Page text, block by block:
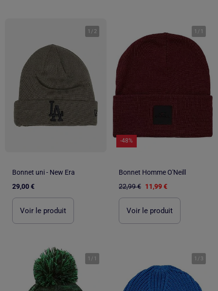
1 / 2
Bonnet uni - New Era
29,00 €
Voir le produit
1 / 1
-48%
Bonnet Homme O'Neill
22,99 € 11,99 €
Voir le produit
1 / 1 1 / 3